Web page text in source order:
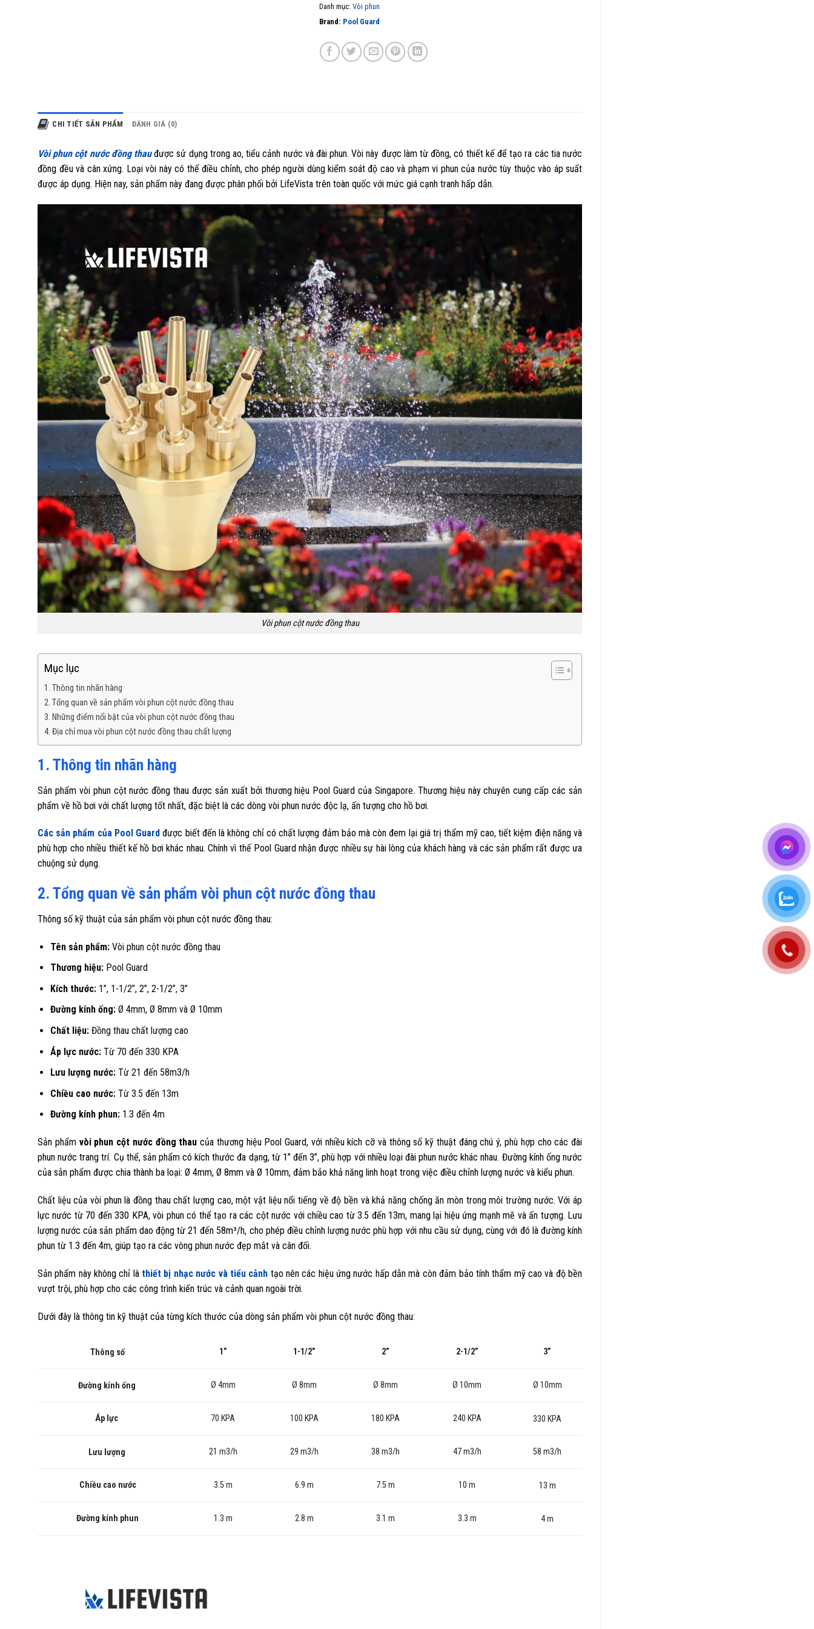
Danh mục: Vòi phun
Brand: Pool Guard
CHI TIẾT SẢN PHẨM ĐÁNH GIÁ (0)
Vòi phun cột nước đồng thauđược sử dụng trong ao, tiểu cảnh nước và đài phun. Vòi này được làm từ đồng, có thiết kế để tạo ra các tia nước
đồng đều và cân xứng. Loại vòi này có thể điều chỉnh, cho phép người dùng kiểm soát độ cao và phạm vi phun của nước tùy thuộc vào áp suất
được áp dụng. Hiện nay, sản phẩm này đang được phân phối bởi LifeVista trên toàn quốc với mức giá cạnh tranh hấp dẫn.
Vòi phun cột nước đồng thau
Mục lục
1. Thông tin nhãn hàng
2. Tổng quan về sản phẩm vòi phun cột nước đồng thau
3. Những điểm nổi bật của vòi phun cột nước đồng thau
4. Địa chỉ mua vòi phun cột nước đồng thau chất lượng
1. Thông tin nhãn hàng
Sản phẩm vòi phun cột nước đồng thau được sản xuất bởi thương hiệu Pool Guard của Singapore. Thương hiệu này chuyên cung cấp các sản
phẩm về hồ bơi với chất lượng tốt nhất, đặc biệt là các dòng vòi phun nước độc lạ, ấn tượng cho hồ bơi.
Các sản phẩm của Pool Guard được biết đến là không chỉ có chất lượng đảm bảo mà còn đem lại giá trị thẩm mỹ cao, tiết kiệm điện năng và
phù hợp cho nhiều thiết kế hồ bơi khác nhau. Chính vì thế Pool Guard nhận được nhiều sự hài lòng của khách hàng và các sản phẩm rất được ưa
chuộng sử dụng.
2. Tổng quan về sản phẩm vòi phun cột nước đồng thau
Thông số kỹ thuật của sản phẩm vòi phun cột nước đồng thau:
Tên sản phẩm: Vòi phun cột nước đồng thau
Thương hiệu: Pool Guard
Kích thước:1”, 1-1/2”, 2”, 2-1/2”, 3”
Đường kính ống:Ø 4mm, Ø 8mm và Ø 10mm
Chất liệu:Đồng thau chất lượng cao
Áp lực nước: Từ 70 đến 330 KPA
Lưu lượng nước: Từ 21 đến 58m3/h
Chiều cao nước:Từ 3.5 đến 13m
Đường kính phun:1.3 đến 4m
Sản phẩm vòi phun cột nước đồng thau của thương hiệu Pool Guard, với nhiều kích cỡ và thông số kỹ thuật đáng chú ý, phù hợp cho các đài
phun nước trang trí. Cụ thể, sản phẩm có kích thước đa dạng, từ 1” đến 3”, phù hợp với nhiều loại đài phun nước khác nhau. Đường kính ống nước
của sản phẩm được chia thành ba loại: Ø 4mm, Ø 8mm và Ø 10mm, đảm bảo khả năng linh hoạt trong việc điều chỉnh lượng nước và kiểu phun.
Chất liệu của vòi phun là đồng thau chất lượng cao, một vật liệu nổi tiếng về độ bền và khả năng chống ăn mòn trong môi trường nước. Với áp
lực nước từ 70 đến 330 KPA, vòi phun có thể tạo ra các cột nước với chiều cao từ 3.5 đến 13m, mang lại hiệu ứng mạnh mẽ và ấn tượng. Lưu
lượng nước của sản phẩm dao động từ 21 đến 58m³/h, cho phép điều chỉnh lượng nước phù hợp với nhu cầu sử dụng, cùng với đó là đường kính
phun từ 1.3 đến 4m, giúp tạo ra các vòng phun nước đẹp mắt và cân đối.
Sản phẩm này không chỉ là thiết bị nhạc nước và tiểu cảnh tạo nên các hiệu ứng nước hấp dẫn mà còn đảm bảo tính thẩm mỹ cao và độ bền
vượt trội, phù hợp cho các công trình kiến trúc và cảnh quan ngoài trời.
Dưới đây là thông tin kỹ thuật của từng kích thước của dòng sản phẩm vòi phun cột nước đồng thau:
Thông số 1” 1-1/2” 2” 2-1/2” 3”
Đường kính ống Ø 4mm Ø 8mm Ø 8mm Ø 10mm Ø 10mm
Áp lực 70 KPA 100 KPA 180 KPA 240 KPA 330 KPA
Lưu lượng 21 m3/h 29 m3/h 38 m3/h 47 m3/h 58 m3/h
Chiều cao nước 3.5 m 6.9 m 7.5 m 10 m 13 m
Đường kính phun 1.3 m 2.8 m 3.1 m 3.3 m 4 m